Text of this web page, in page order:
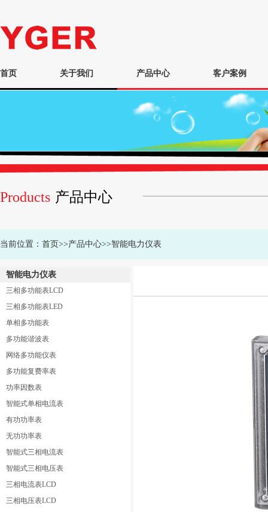
首页 关于我们 产品中心 客户案例
Products 产品中心
当前位置： 首页>>产品中心>>智能电力仪表
智能电力仪表
三相多功能表LCD
三相多功能表LED
单相多功能表
多功能谐波表
网络多功能仪表
多功能复费率表
功率因数表
智能式单相电流表
有功功率表
无功功率表
智能式三相电流表
智能式三相电压表
三相电流表LCD
三相电压表LCD